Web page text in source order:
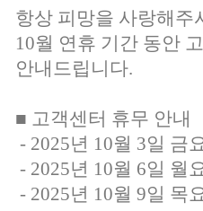
항상 피망을 사랑해주
10월 연휴 기간 동안
안내드립니다.
■ 고객센터 휴무 안내
- 2025년 10월 3일 금
- 2025년 10월 6일 월
- 2025년 10월 9일 목